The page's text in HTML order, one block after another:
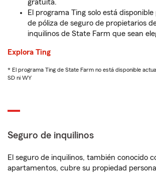
gratuita.
El programa Ting solo está
de póliza de seguro de propietarios
inquilinos de State Farm que sean
Explora Ting
* El programa Ting de State Farm no está disponible
SD ni WY
Seguro de inquilinos
El seguro de inquilinos, también conocido
apartamentos, cubre su propiedad